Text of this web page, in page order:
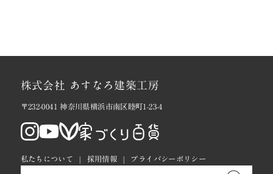
株式会社 あすなろ建築工房
〒232-0041 神奈川県横浜市南区睦町1-23-4
私たちについて 採用情報 プライバシーポリシー